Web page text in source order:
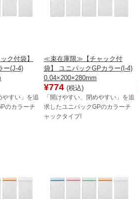
ク付袋】
ー(J-4)
やすい」を追
のカラーチ
≪束在庫限≫【チャック付
袋】 ユニパックGPカラー(I-4)
0.04×200×280mm
¥774 (税込)
「開けやすい、閉めやすい」を追
求したユニパックGPのカラーチ
ャックタイプ!